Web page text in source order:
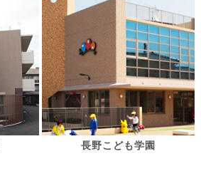
長野こども学園